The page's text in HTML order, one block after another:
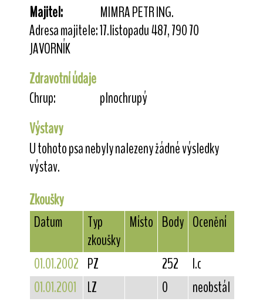
Majitel:
MIMRA PETR ING.
Adresa majitele:17.listopadu 487, 790 70
JAVORNÍK
Zdravotní údaje
Chrup:
plnochrupý
Výstavy
U tohoto psa nebyly nalezeny žádné výsledky
výstav.
Zkoušky
Datum
Typ
zkoušky
Místo Body Ocenění
01.01.2002 PZ 252
I.c
01.01.2001
LZ 0
neobstál